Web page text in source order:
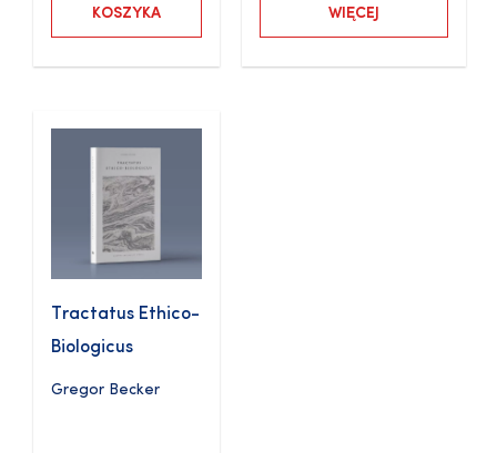
KOSZYKA
WIĘCEJ
Tractatus Ethico-
Biologicus
Gregor Becker